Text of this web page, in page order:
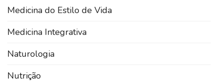
Medicina do Estilo de Vida
Medicina Integrativa
Naturologia
Nutrição